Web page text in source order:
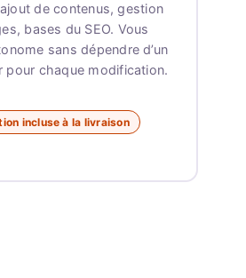
de contenus, gestion
bases du SEO. Vous
sans dépendre d’un
pour chaque modification.
incluse à la livraison